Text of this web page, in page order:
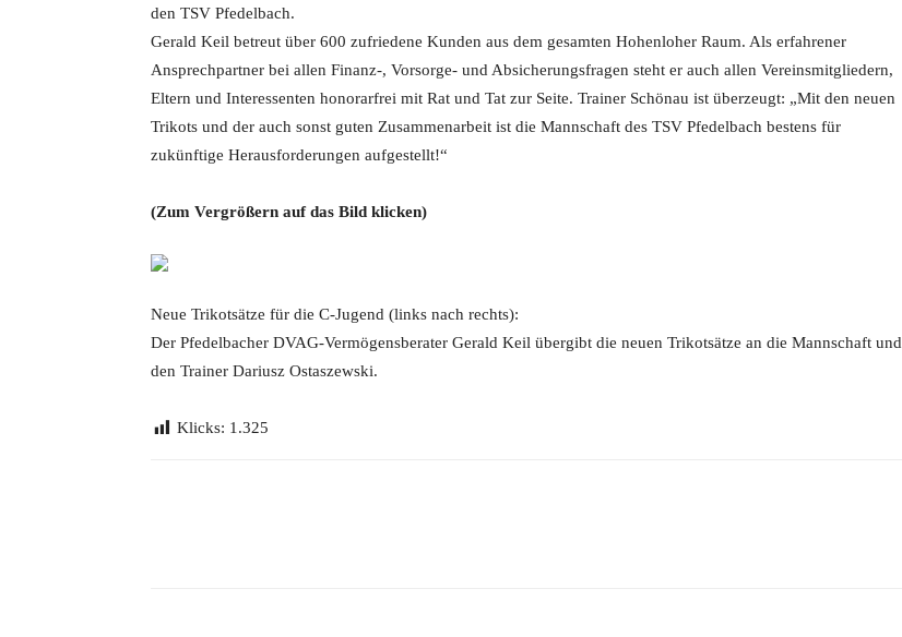
den TSV Pfedelbach.
Gerald Keil betreut über 600 zufriedene Kunden aus dem gesamten Hohenloher Raum. Als erfahrener
Ansprechpartner bei allen Finanz-, Vorsorge- und Absicherungsfragen steht er auch allen Vereinsmitgliedern,
Eltern und Interessenten honorarfrei mit Rat und Tat zur Seite. Trainer Schönau ist überzeugt: „Mit den neuen
Trikots und der auch sonst guten Zusammenarbeit ist die Mannschaft des TSV Pfedelbach bestens für
zukünftige Herausforderungen aufgestellt!“
(Zum Vergrößern auf das Bild klicken)
Neue Trikotsätze für die C-Jugend (links nach rechts):
Der Pfedelbacher DVAG-Vermögensberater Gerald Keil übergibt die neuen Trikotsätze an die Mannschaft und
den Trainer Dariusz Ostaszewski.
Klicks: 1.325